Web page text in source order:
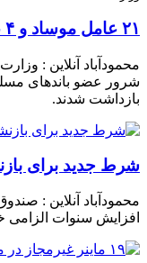
۲۱ عامل موساد و ۴ عضو باند‌های مسلح بازداشت شدند
شرور عضو باند‌های
بازداشت شدند.
شرط جدید برای
محمودآباد آنلاین :
افزایش سنوات الزامی